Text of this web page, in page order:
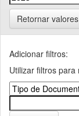
Retornar valores
Adicionar filtros:
Utilizar filtros